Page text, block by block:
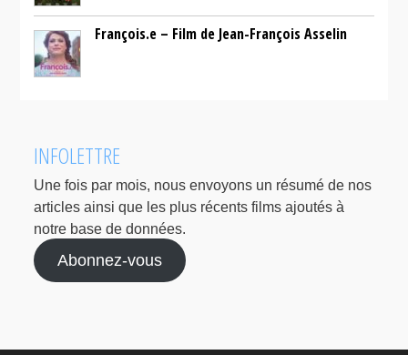
François.e – Film de Jean-François Asselin
INFOLETTRE
Une fois par mois, nous envoyons un résumé de nos
articles ainsi que les plus récents films ajoutés à
notre base de données.
Abonnez-vous